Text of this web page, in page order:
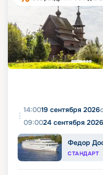
14:0019 сентября 2026
09:0024 сентября 2026
Федор
СТАНДАРТ